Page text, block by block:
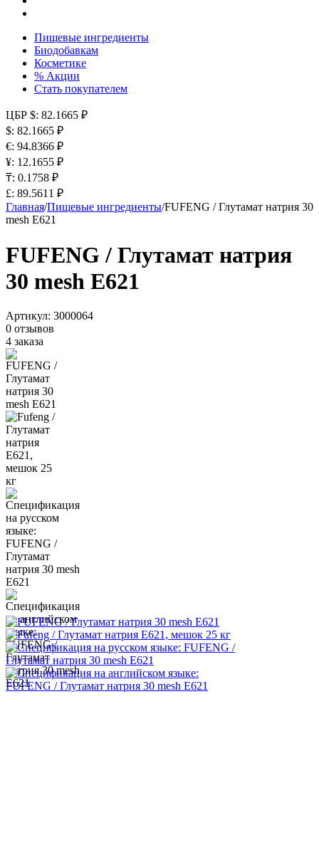
Пищевые ингредиенты
Биодобавкам
Косметике
% Акции
Стать покупателем
ЦБР $: 82.1665 ₽
$: 82.1665 ₽
€: 94.8366 ₽
¥: 12.1655 ₽
₸: 0.1758 ₽
£: 89.5611 ₽
Главная/Пищевые ингредиенты/FUFENG / Глутамат натрия 30
mesh Е621
FUFENG / Глутамат натрия
30 mesh Е621
Артикул: 3000064
0 отзывов
4 заказа